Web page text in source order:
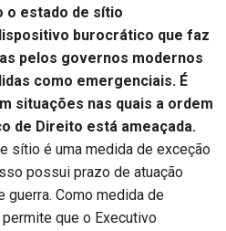
o estado de sítio
burocrático que faz
pelos governos modernos
como emergenciais. É
situações nas quais a ordem
de Direito está ameaçada.
sítio é uma medida de exceção
possui prazo de atuação
guerra. Como medida de
que o Executivo